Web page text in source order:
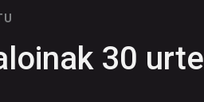
30 urte